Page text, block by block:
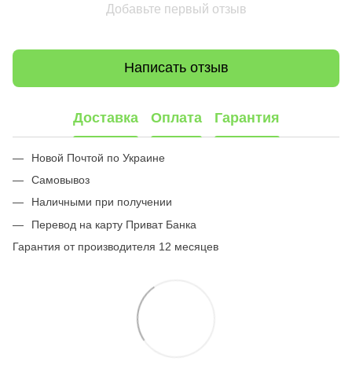
Добавьте первый отзыв
Написать отзыв
Доставка Оплата Гарантия
Новой Почтой по Украине
Самовывоз
Наличными при получении
Перевод на карту Приват Банка
Гарантия от производителя 12 месяцев